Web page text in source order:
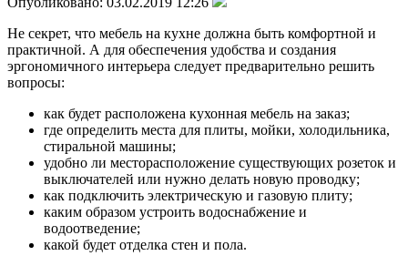
Не секрет, что мебель на кухне должна быть комфортной и
практичной. А для обеспечения удобства и создания
эргономичного интерьера следует предварительно решить
вопросы:
как будет расположена кухонная мебель на заказ;
где определить места для плиты, мойки, холодильника,
стиральной машины;
удобно ли месторасположение существующих розеток и
выключателей или нужно делать новую проводку;
как подключить электрическую и газовую плиту;
каким образом устроить водоснабжение и
водоотведение;
какой будет отделка стен и пола.